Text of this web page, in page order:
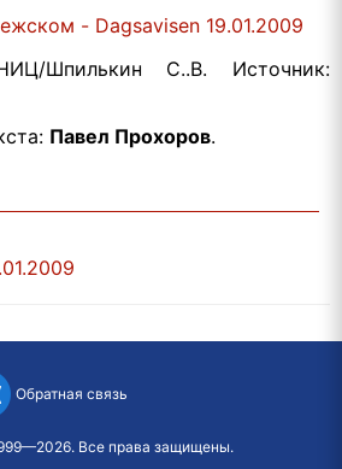
- Dagsavisen 19.01.2009
Шпилькин С..В. Источник:
Павел Прохоров.
Обратная связь
Все права защищены.